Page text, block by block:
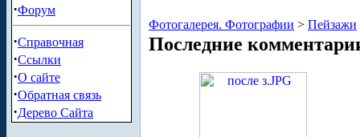
·Форум
·Справочная
·Ссылки
·О сайте
·Обратная связь
·Дерево Сайта
Фотогалерея. Фотографии > Пейзажи
Последние